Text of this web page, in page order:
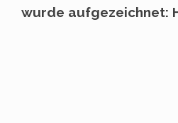
wurde aufgezeichnet: